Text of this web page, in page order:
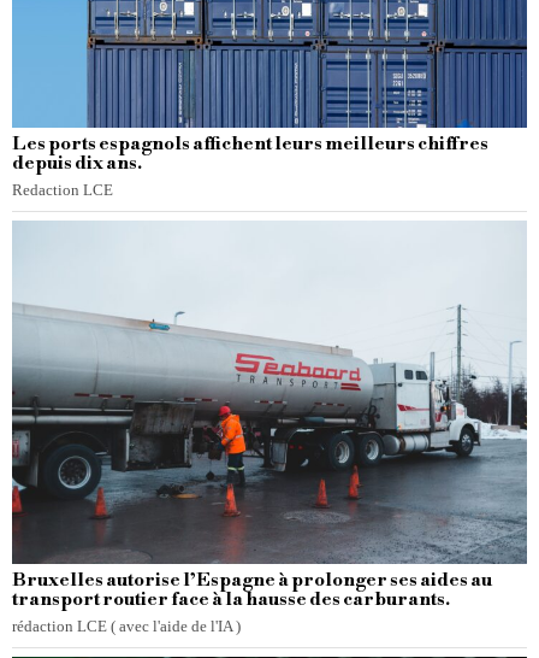
Les ports espagnols affichent leurs meilleurs chiffres
depuis dix ans.
Redaction LCE
Bruxelles autorise l’Espagne à prolonger ses aides au
transport routier face à la hausse des carburants.
rédaction LCE ( avec l'aide de l'IA )